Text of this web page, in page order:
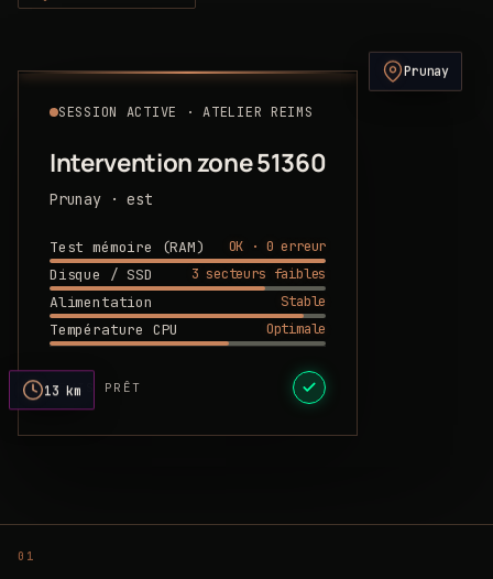
SESSION ACTIVE · ATELIER REIMS
Intervention zone 51360
Prunay · est
Test mémoire (RAM)
OK · 0 erreur
Disque / SSD
3 secteurs faibles
Alimentation
Stable
Température CPU
Optimale
DEVIS PRÊT
Prunay
13 km